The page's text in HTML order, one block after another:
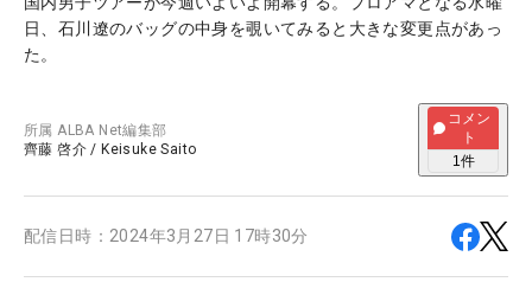
日、石川遼のバッグの中身を覗いてみると大きな変更点があっ
た。
所属ALBA Net編集部
齊藤 啓介 / Keisuke Saito
コメン
ト
1件
配信日時： 2024年3月27日 17時30分